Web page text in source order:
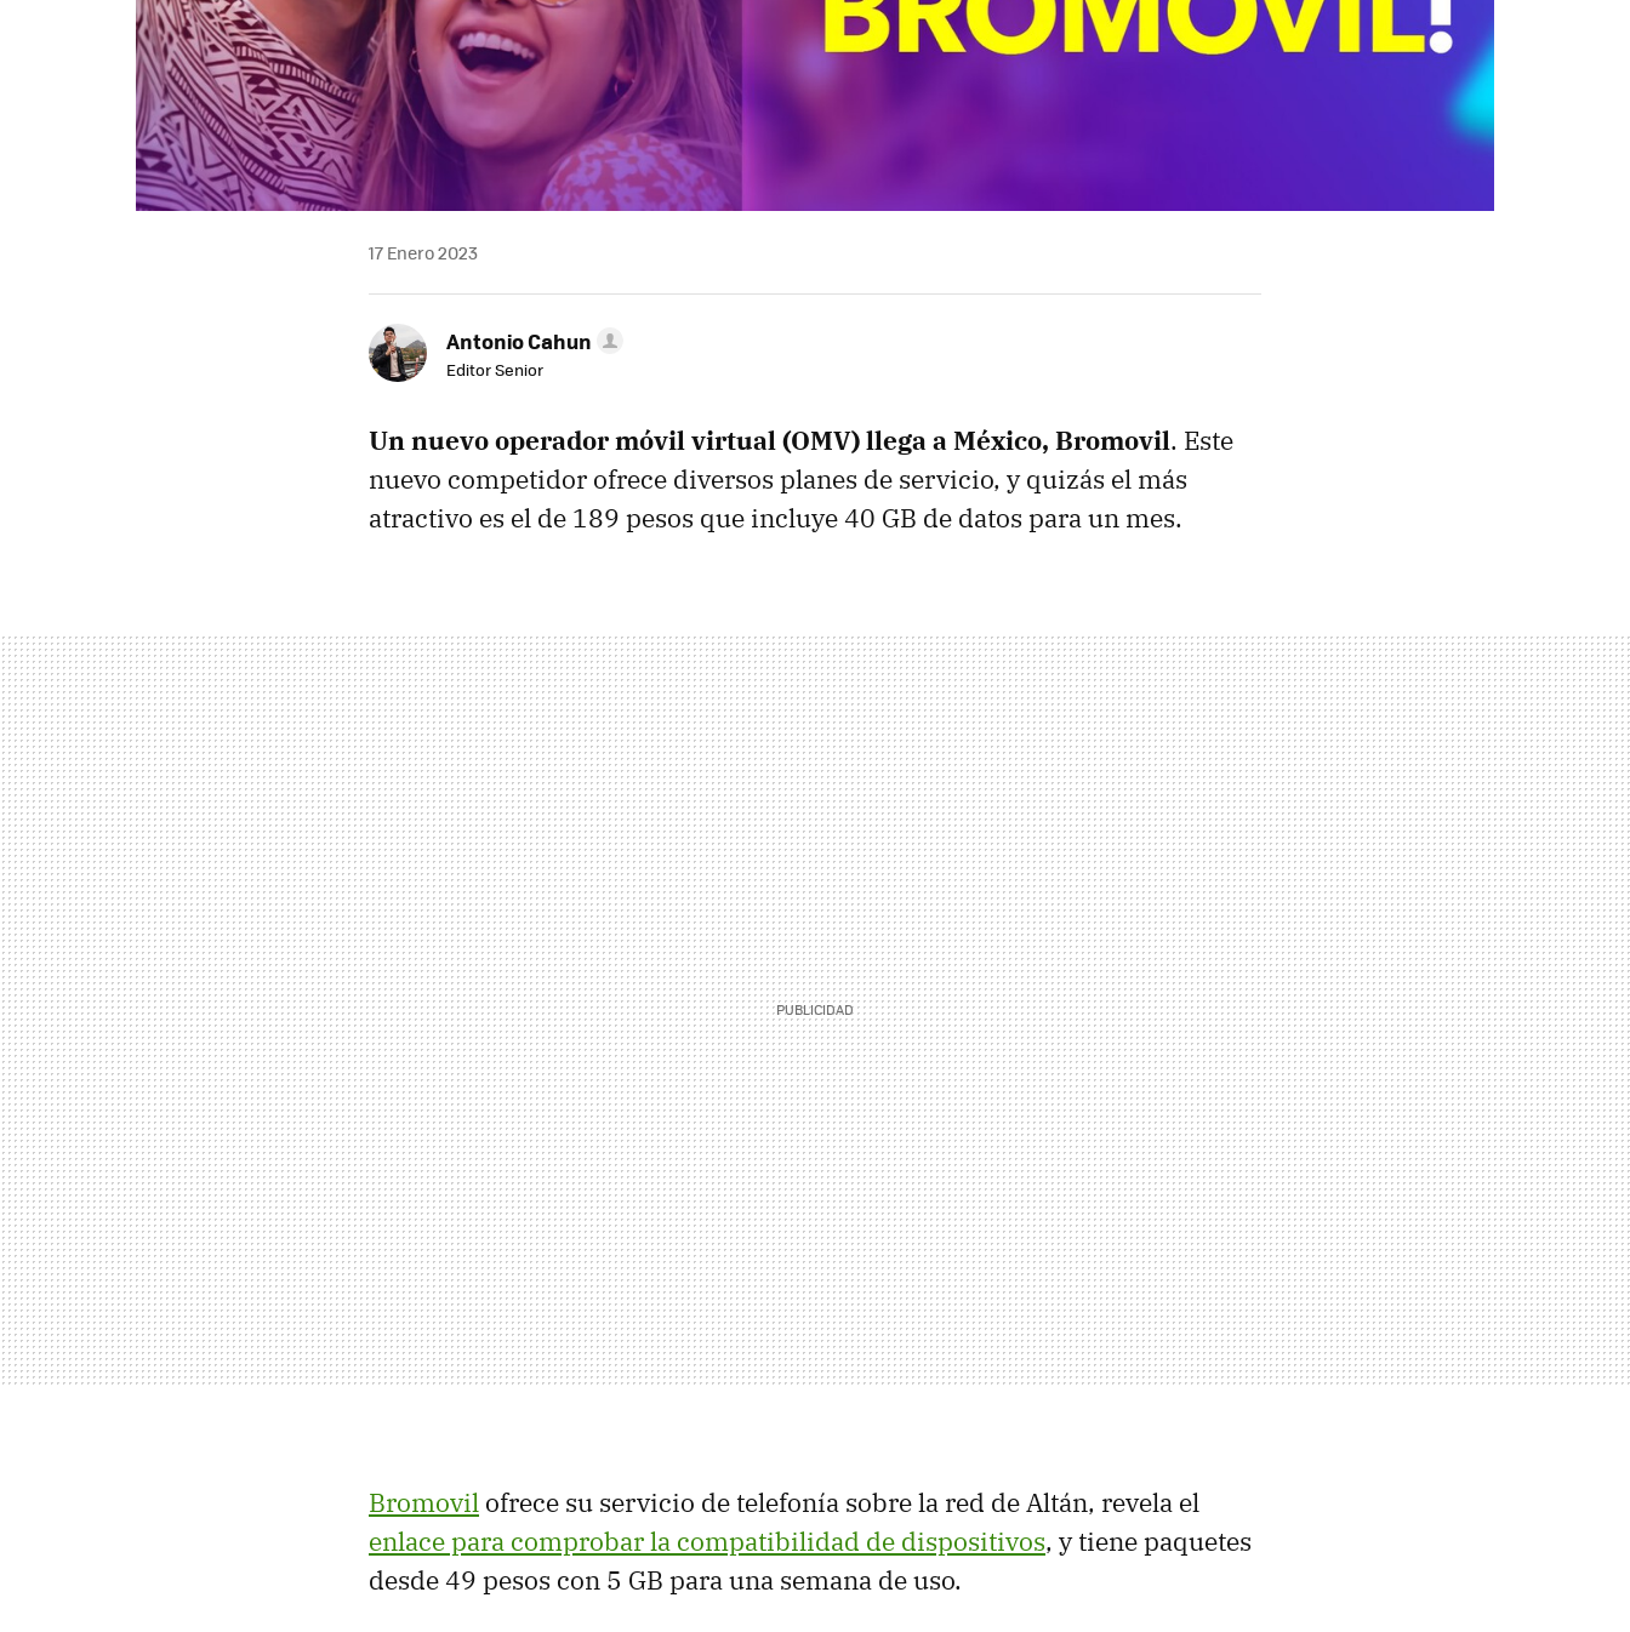
17 Enero 2023
Antonio Cahun
Editor Senior
Un nuevo operador móvil virtual (OMV) llega a México, Bromovil. Este
nuevo competidor ofrece diversos planes de servicio, y quizás el más
atractivo es el de 189 pesos que incluye 40 GB de datos para un mes.
Bromovil ofrece su servicio de telefonía sobre la red de Altán, revela el
enlace para comprobar la compatibilidad de dispositivos, y tiene paquetes
desde 49 pesos con 5 GB para una semana de uso.